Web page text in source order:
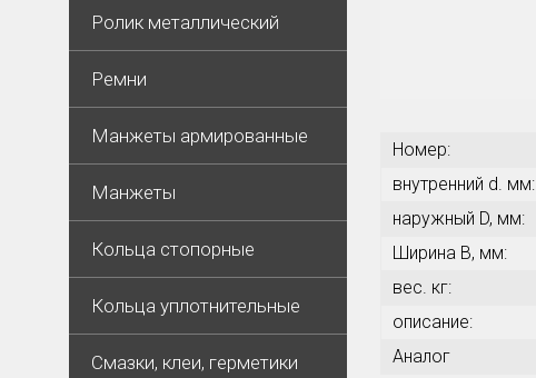
Ролик металлический
Ремни
Манжеты армированные
Манжеты
Кольца стопорные
Кольца уплотнительные
Смазки, клеи, герметики
Номер:
внутренний d. мм:
наружный D, мм:
Ширина В, мм:
вес. кг:
описание:
Аналог